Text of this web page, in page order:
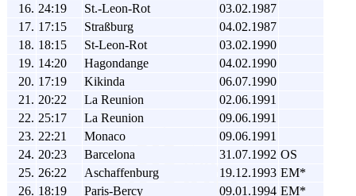
16. 24:19 St.-Leon-Rot
03.02.1987
17. 17:15 Straßburg
04.02.1987
18. 18:15 St-Leon-Rot
03.02.1990
19. 14:20 Hagondange
04.02.1990
20. 17:19 Kikinda
06.07.1990
21. 20:22 La Reunion
02.06.1991
22. 25:17 La Reunion
09.06.1991
23. 22:21 Monaco
09.06.1991
24. 20:23 Barcelona 31.07.1992 OS
25. 26:22 Aschaffenburg 19.12.1993 EM*
26. 18:19 Paris-Bercy 09.01.1994 EM*